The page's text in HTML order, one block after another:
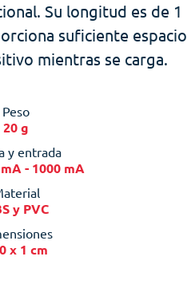
Su longitud es de 1
suficiente espacio
mientras se carga.
Peso
20 g
y entrada
- 1000 mA
y PVC
x 1 cm